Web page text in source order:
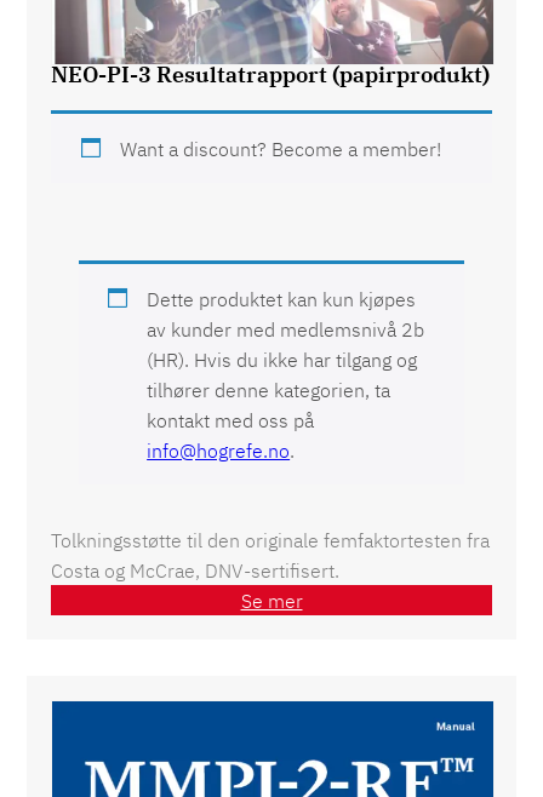
NEO-PI-3 Resultatrapport (papirprodukt)
Want a discount? Become a member!
Dette produktet kan kun kjøpes
av kunder med medlemsnivå 2b
(HR). Hvis du ikke har tilgang og
tilhører denne kategorien, ta
kontakt med oss på
info@hogrefe.no.
Tolkningsstøtte til den originale femfaktortesten fra
Costa og McCrae, DNV-sertifisert.
Se mer